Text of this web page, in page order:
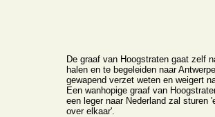
De graaf van Hoogstraten gaat zelf
halen en te begeleiden naar
gewapend verzet weten en weigert
Een wanhopige graaf van
een leger naar Nederland zal sturen
over elkaar'.